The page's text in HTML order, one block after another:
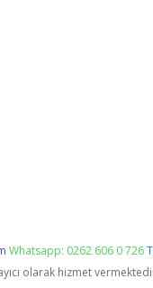
Whatsapp: 0262 606 0 726
olarak hizmet